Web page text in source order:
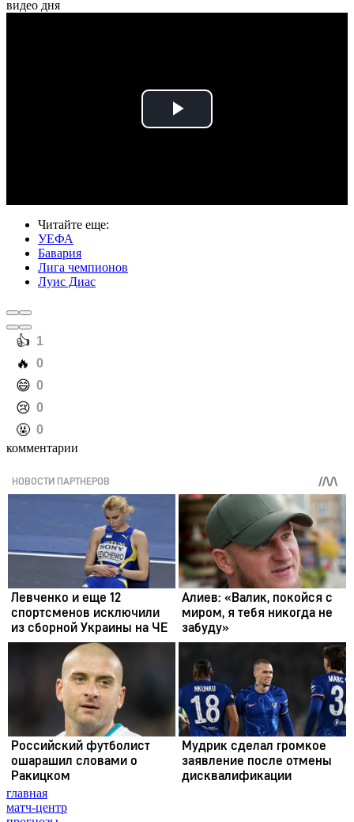
видео дня
Play
Читайте еще:
УЕФА
Бавария
Лига чемпионов
Луис Диас
️👍 1
️🔥 0
️😄 0
️😢 0
️🤬 0
комментарии
главная
матч-центр